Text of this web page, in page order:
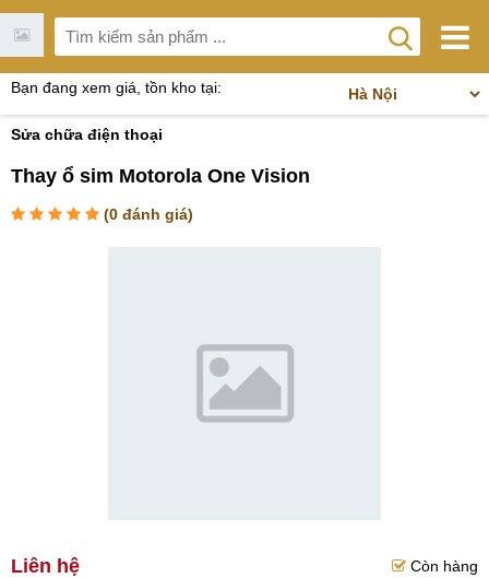
Bạn đang xem giá, tồn kho tại:
Sửa chữa điện thoại
Thay ổ sim Motorola One Vision
(0 đánh giá)
Liên hệ
Còn hàng